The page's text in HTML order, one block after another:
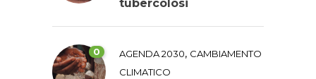
tubercolosi
0 AGENDA 2030, CAMBIAMENTO
CLIMATICO